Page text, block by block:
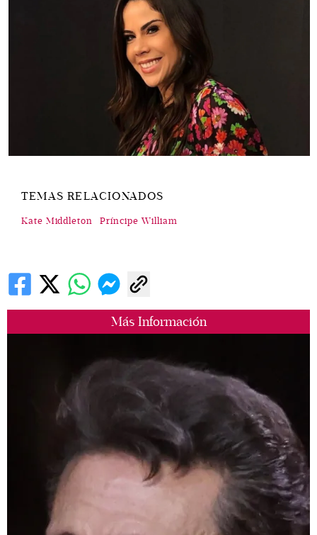
Más Información
TEMAS RELACIONADOS
Kate Middleton Príncipe William